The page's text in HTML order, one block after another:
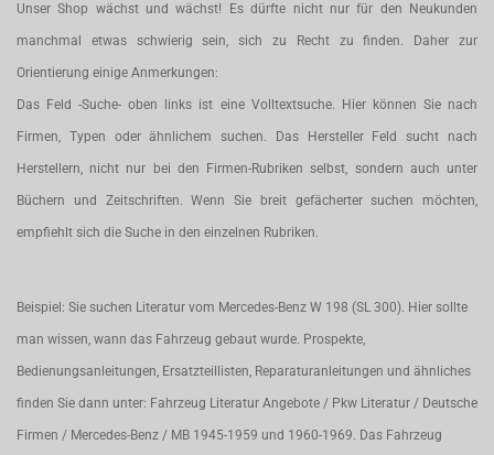
Unser Shop wächst und wächst! Es dürfte nicht nur für den Neukunden
manchmal etwas schwierig sein, sich zu Recht zu finden. Daher zur
Orientierung einige Anmerkungen:
Das Feld -Suche- oben links ist eine Volltextsuche. Hier können Sie nach
Firmen, Typen oder ähnlichem suchen. Das Hersteller Feld sucht nach
Herstellern, nicht nur bei den Firmen-Rubriken selbst, sondern auch unter
Büchern und Zeitschriften. Wenn Sie breit gefächerter suchen möchten,
empfiehlt sich die Suche in den einzelnen Rubriken.
Beispiel: Sie suchen Literatur vom Mercedes-Benz W 198 (SL 300). Hier sollte
man wissen, wann das Fahrzeug gebaut wurde. Prospekte,
Bedienungsanleitungen, Ersatzteillisten, Reparaturanleitungen und ähnliches
finden Sie dann unter: Fahrzeug Literatur Angebote / Pkw Literatur / Deutsche
Firmen / Mercedes-Benz / MB 1945-1959 und 1960-1969. Das Fahrzeug